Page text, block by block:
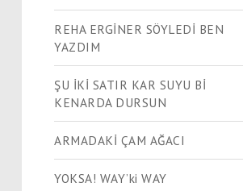
REHA ERGİNER SÖYLEDİ BEN
YAZDIM
ŞU İKİ SATIR KAR SUYU Bİ
KENARDA DURSUN
ARMADAKİ ÇAM AĞACI
YOKSA! WAY’ki WAY